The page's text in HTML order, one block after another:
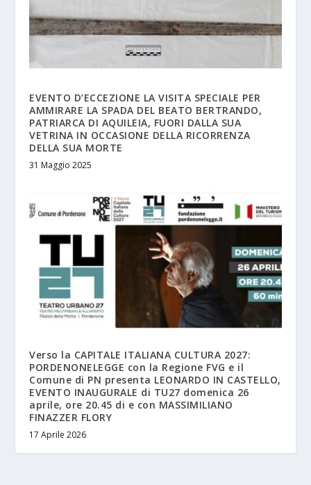
EVENTO D’ECCEZIONE LA VISITA SPECIALE PER
AMMIRARE LA SPADA DEL BEATO BERTRANDO,
PATRIARCA DI AQUILEIA, FUORI DALLA SUA
VETRINA IN OCCASIONE DELLA RICORRENZA
DELLA SUA MORTE
31 Maggio 2025
Verso la CAPITALE ITALIANA CULTURA 2027:
PORDENONELEGGE con la Regione FVG e il
Comune di PN presenta LEONARDO IN CASTELLO,
EVENTO INAUGURALE di TU27 domenica 26
aprile, ore 20.45 di e con MASSIMILIANO
FINAZZER FLORY
17 Aprile 2026